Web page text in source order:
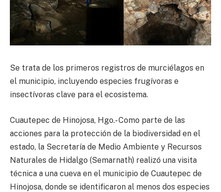
Se trata de los primeros registros de murciélagos en
el municipio, incluyendo especies frugívoras e
insectívoras clave para el ecosistema.
Cuautepec de Hinojosa, Hgo.- Como parte de las
acciones para la protección de la biodiversidad en el
estado, la Secretaría de Medio Ambiente y Recursos
Naturales de Hidalgo (Semarnath) realizó una visita
técnica a una cueva en el municipio de Cuautepec de
Hinojosa, donde se identificaron al menos dos especies